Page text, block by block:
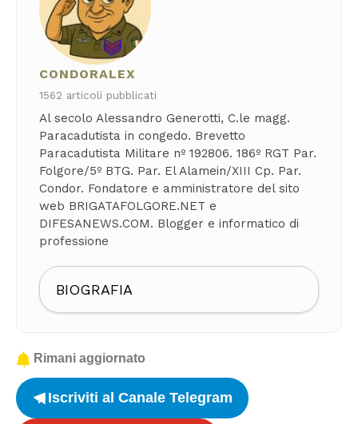
CONDORALEX
1562 articoli pubblicati
Al secolo Alessandro Generotti, C.le magg.
Paracadutista in congedo. Brevetto
Paracadutista Militare nº 192806. 186º RGT Par.
Folgore/5º BTG. Par. El Alamein/XIII Cp. Par.
Condor. Fondatore e amministratore del sito
web BRIGATAFOLGORE.NET e
DIFESANEWS.COM. Blogger e informatico di
professione
BIOGRAFIA
Rimani aggiornato
Iscriviti al Canale Telegram